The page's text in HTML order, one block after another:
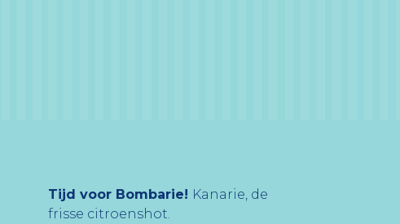
Tijd voor Bombarie! Kanarie, de
frisse citroenshot.